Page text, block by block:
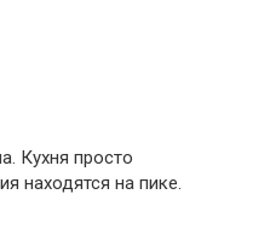
Кухня просто
находятся на пике.